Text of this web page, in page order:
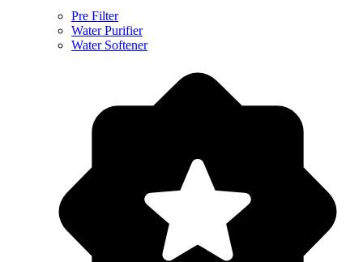
Pre Filter
Water Purifier
Water Softener